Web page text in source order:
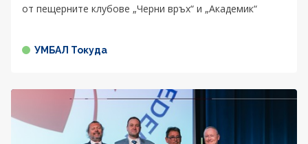
от пещерните клубове „Черни връх“ и „Академик“
УМБАЛ Токуда